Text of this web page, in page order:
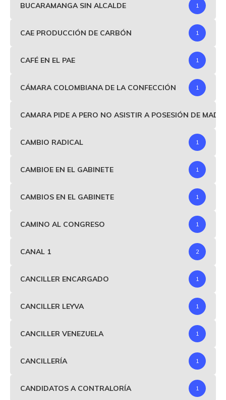
BUCARAMANGA SIN ALCALDE 1
CAE PRODUCCIÓN DE CARBÓN 1
CAFÉ EN EL PAE 1
CÁMARA COLOMBIANA DE LA CONFECCIÓN 1
CAMARA PIDE A PERO NO ASISTIR A POSESIÓN DE
CAMBIO RADICAL 1
CAMBIOE EN EL GABINETE 1
CAMBIOS EN EL GABINETE 1
CAMINO AL CONGRESO 1
CANAL 1 2
CANCILLER ENCARGADO 1
CANCILLER LEYVA 1
CANCILLER VENEZUELA 1
CANCILLERÍA 1
CANDIDATOS A CONTRALORÍA 1